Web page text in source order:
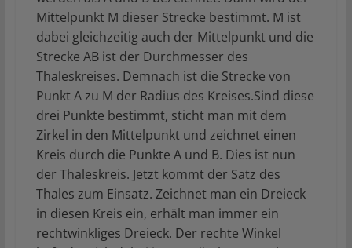
Mittelpunkt M dieser Strecke bestimmt. M ist
dabei gleichzeitig auch der Mittelpunkt und die
Strecke AB ist der Durchmesser des
Thaleskreises. Demnach ist die Strecke von
Punkt A zu M der Radius des Kreises.Sind diese
drei Punkte bestimmt, sticht man mit dem
Zirkel in den Mittelpunkt und zeichnet einen
Kreis durch die Punkte A und B. Dies ist nun
der Thaleskreis. Jetzt kommt der Satz des
Thales zum Einsatz. Zeichnet man ein Dreieck
in diesen Kreis ein, erhält man immer ein
rechtwinkliges Dreieck. Der rechte Winkel